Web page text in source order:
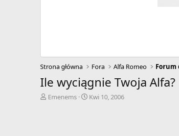
Strona główna Fora Alfa Romeo Forum
Ile wyciągnie Twoja Alfa?
A
Emenems
D
Kwi 10, 2006